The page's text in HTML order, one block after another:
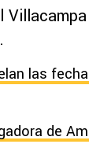
las
de